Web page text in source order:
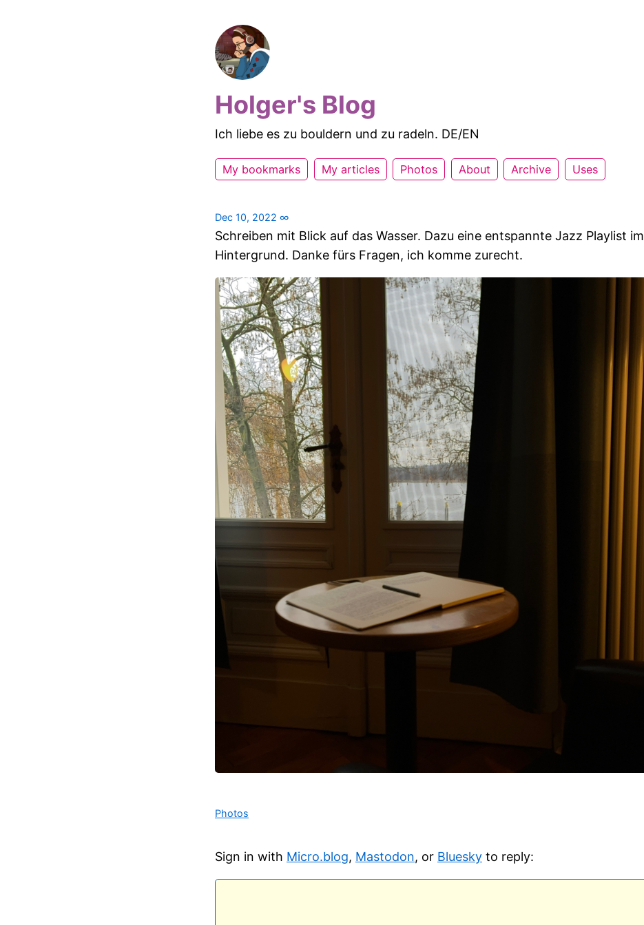
Holger's Blog
Ich liebe es zu bouldern und zu radeln. DE/EN
My bookmarks My articles Photos About Archive Uses
Dec 10, 2022 ∞
Schreiben mit Blick auf das Wasser. Dazu eine entspannte Jazz Playlist im
Hintergrund. Danke fürs Fragen, ich komme zurecht.
Photos
Sign in with Micro.blog, Mastodon, or Bluesky to reply: